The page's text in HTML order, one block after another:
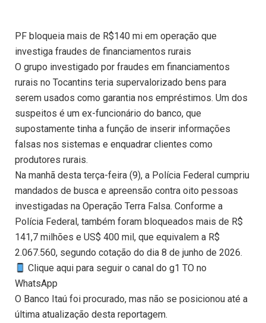
PF bloqueia mais de R$140 mi em operação que
investiga fraudes de financiamentos rurais
O grupo investigado por fraudes em financiamentos
rurais no Tocantins teria supervalorizado bens para
serem usados como garantia nos empréstimos. Um dos
suspeitos é um ex-funcionário do banco, que
supostamente tinha a função de inserir informações
falsas nos sistemas e enquadrar clientes como
produtores rurais.
Na manhã desta terça-feira (9), a Polícia Federal cumpriu
mandados de busca e apreensão contra oito pessoas
investigadas na Operação Terra Falsa. Conforme a
Polícia Federal, também foram bloqueados mais de R$
141,7 milhões e US$ 400 mil, que equivalem a R$
2.067.560, segundo cotação do dia 8 de junho de 2026.
Clique aqui para seguir o canal do g1 TO no
WhatsApp
O Banco Itaú foi procurado, mas não se posicionou até a
última atualização desta reportagem.